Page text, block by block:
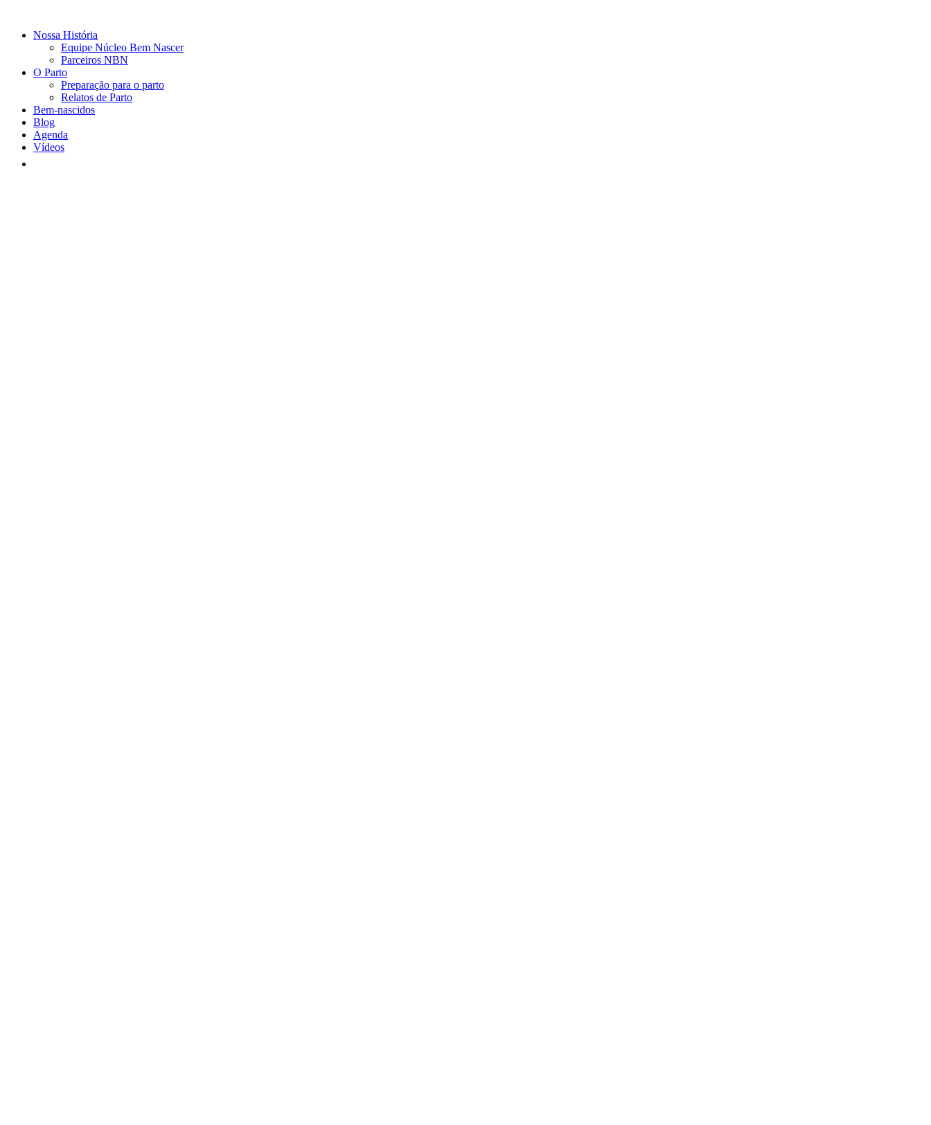
Nossa História
Equipe Núcleo Bem Nascer
Parceiros NBN
O Parto
Preparação para o parto
Relatos de Parto
Bem-nascidos
Blog
Agenda
Vídeos